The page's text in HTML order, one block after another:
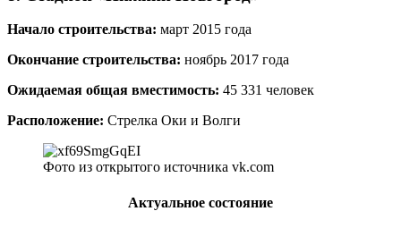
Начало строительства: март 2015 года
Окончание строительства: ноябрь 2017 года
Ожидаемая общая вместимость: 45 331 человек
Расположение: Стрелка Оки и Волги
Фото из открытого источника vk.com
Актуальное состояние